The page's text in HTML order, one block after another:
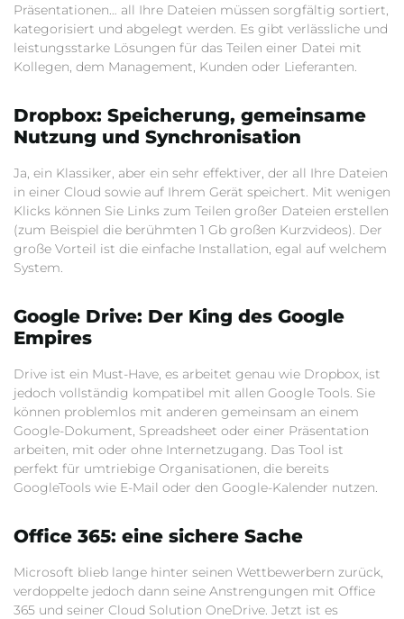
Präsentationen… all Ihre Dateien müssen sorgfältig sortiert,
kategorisiert und abgelegt werden. Es gibt verlässliche und
leistungsstarke Lösungen für das Teilen einer Datei mit
Kollegen, dem Management, Kunden oder Lieferanten.
Dropbox: Speicherung, gemeinsame
Nutzung und Synchronisation
Ja, ein Klassiker, aber ein sehr effektiver, der all Ihre Dateien
in einer Cloud sowie auf Ihrem Gerät speichert. Mit wenigen
Klicks können Sie Links zum Teilen großer Dateien erstellen
(zum Beispiel die berühmten 1 Gb großen Kurzvideos). Der
große Vorteil ist die einfache Installation, egal auf welchem
System.
Google Drive: Der King des Google
Empires
Drive ist ein Must-Have, es arbeitet genau wie Dropbox, ist
jedoch vollständig kompatibel mit allen Google Tools. Sie
können problemlos mit anderen gemeinsam an einem
Google-Dokument, Spreadsheet oder einer Präsentation
arbeiten, mit oder ohne Internetzugang. Das Tool ist
perfekt für umtriebige Organisationen, die bereits
GoogleTools wie E-Mail oder den Google-Kalender nutzen.
Office 365: eine sichere Sache
Microsoft blieb lange hinter seinen Wettbewerbern zurück,
verdoppelte jedoch dann seine Anstrengungen mit Office
365 und seiner Cloud Solution OneDrive. Jetzt ist es